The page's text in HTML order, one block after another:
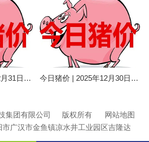
今日猪价 | 2025年12月31日全国猪价行情一览表！ 今日猪价 | 2025年12月30日全国猪价行情一览表！
集团有限公司 版权所有
网站地图
广汉市金鱼镇凉水井工业园区吉隆达